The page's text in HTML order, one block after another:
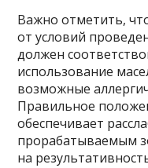
Важно отметить,
от условий
должен
использование
возможные
Правильное
обеспечивает
прорабатываемым
на